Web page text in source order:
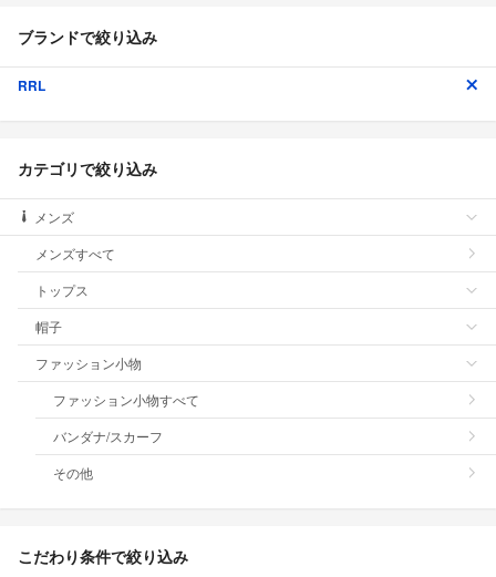
ブランドで絞り込み
RRL
カテゴリで絞り込み
メンズ
メンズすべて
トップス
帽子
ファッション小物
ファッション小物すべて
バンダナ/スカーフ
その他
こだわり条件で絞り込み